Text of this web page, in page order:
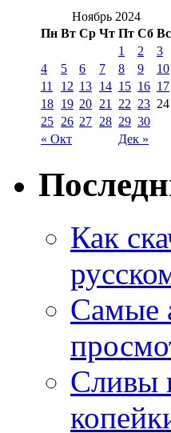
Ноябрь 2024
Пн Вт Ср Чт Пт Сб Вс
« Окт Дек »
1 2
3
4
5 6 7 8 9
10
11
12 13 14 15 16 17
18 19 20 21 22 23 24
25 26 27 28 29 30
Как
Самые
Сливы